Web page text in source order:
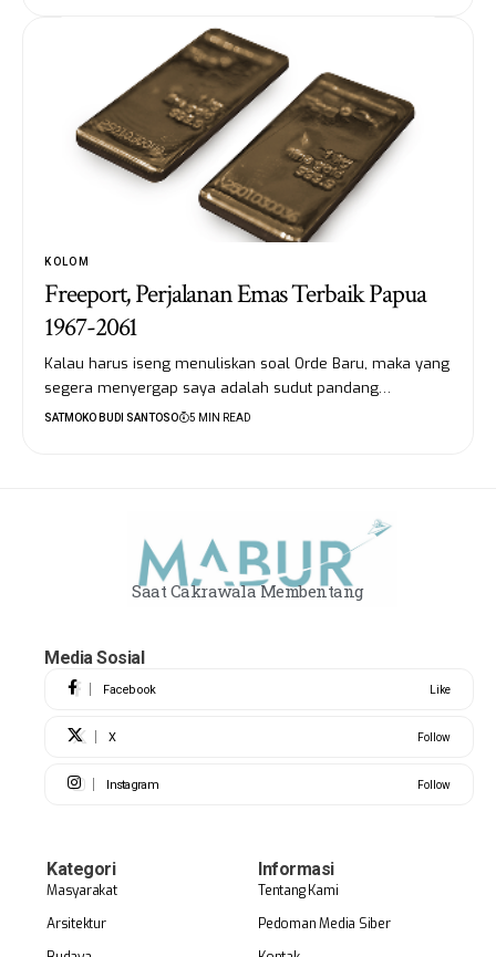
KOLOM
Freeport, Perjalanan Emas Terbaik Papua
1967-2061
Kalau harus iseng menuliskan soal Orde Baru, maka yang
segera menyergap saya adalah sudut pandang…
SATMOKO BUDI SANTOSO 5 MIN READ
Saat Cakrawala Membentang
Media Sosial
Facebook Like
X Follow
Instagram Follow
Kategori
Masyarakat
Arsitektur
Informasi
Tentang Kami
Pedoman Media Siber